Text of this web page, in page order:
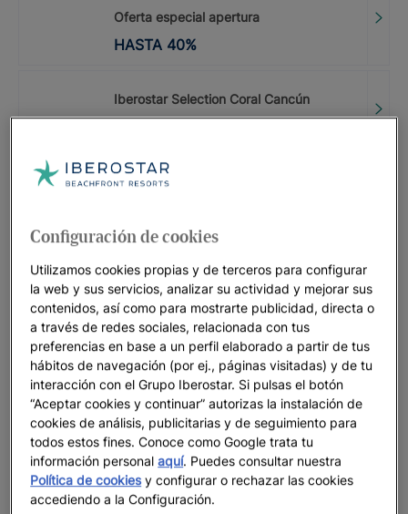
Oferta especial apertura
HASTA 40%
Iberostar Selection Coral Cancún
Miami: el escenario de las grandes
HASTA %
RIVIERA MAYA | MÉXICO
Iberostar Selection Paraíso Maya
Suites
HASTA 35%
RIVIERA MAYA
Iberostar Waves Paraíso Beach
HASTA 55 %
MONTEGO BAY
Configuración de cookies
Utilizamos cookies propias y de terceros para configurar
la web y sus servicios, analizar su actividad y mejorar sus
contenidos, así como para mostrarte publicidad, directa o
a través de redes sociales, relacionada con tus
preferencias en base a un perfil elaborado a partir de tus
hábitos de navegación (por ej., páginas visitadas) y de tu
interacción con el Grupo Iberostar. Si pulsas el botón
“Aceptar cookies y continuar” autorizas la instalación de
cookies de análisis, publicitarias y de seguimiento para
todos estos fines. Conoce como Google trata tu
información personalaquí. Puedes consultar nuestra
Política de cookiesy configurar o rechazar las cookies
accediendo a la Configuración.